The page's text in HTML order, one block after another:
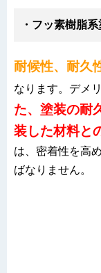
・フッ素樹脂
耐候性、耐久
なります。デメ
た、塗装の耐
装した材料と
は、密着性を高
ばなりません。